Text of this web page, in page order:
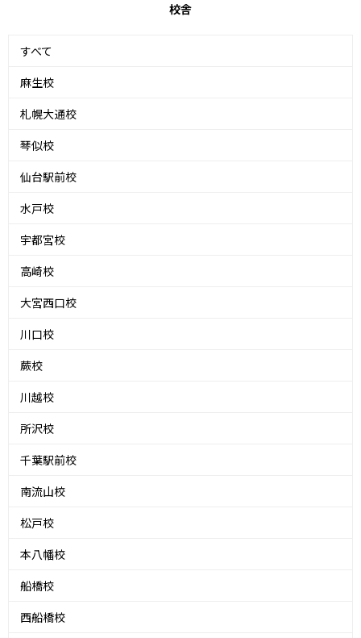
校舎
すべて
麻生校
札幌大通校
琴似校
仙台駅前校
水戸校
宇都宮校
高崎校
大宮西口校
川口校
蕨校
川越校
所沢校
千葉駅前校
南流山校
松戸校
本八幡校
船橋校
西船橋校